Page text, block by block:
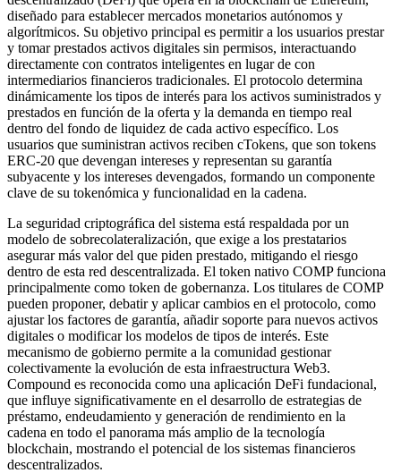
diseñado para establecer mercados monetarios autónomos y
algorítmicos. Su objetivo principal es permitir a los usuarios prestar
y tomar prestados activos digitales sin permisos, interactuando
directamente con contratos inteligentes en lugar de con
intermediarios financieros tradicionales. El protocolo determina
dinámicamente los tipos de interés para los activos suministrados y
prestados en función de la oferta y la demanda en tiempo real
dentro del fondo de liquidez de cada activo específico. Los
usuarios que suministran activos reciben cTokens, que son tokens
ERC-20 que devengan intereses y representan su garantía
subyacente y los intereses devengados, formando un componente
clave de su tokenómica y funcionalidad en la cadena.
La seguridad criptográfica del sistema está respaldada por un
modelo de sobrecolateralización, que exige a los prestatarios
asegurar más valor del que piden prestado, mitigando el riesgo
dentro de esta red descentralizada. El token nativo COMP funciona
principalmente como token de gobernanza. Los titulares de COMP
pueden proponer, debatir y aplicar cambios en el protocolo, como
ajustar los factores de garantía, añadir soporte para nuevos activos
digitales o modificar los modelos de tipos de interés. Este
mecanismo de gobierno permite a la comunidad gestionar
colectivamente la evolución de esta infraestructura Web3.
Compound es reconocida como una aplicación DeFi fundacional,
que influye significativamente en el desarrollo de estrategias de
préstamo, endeudamiento y generación de rendimiento en la
cadena en todo el panorama más amplio de la tecnología
blockchain, mostrando el potencial de los sistemas financieros
descentralizados.